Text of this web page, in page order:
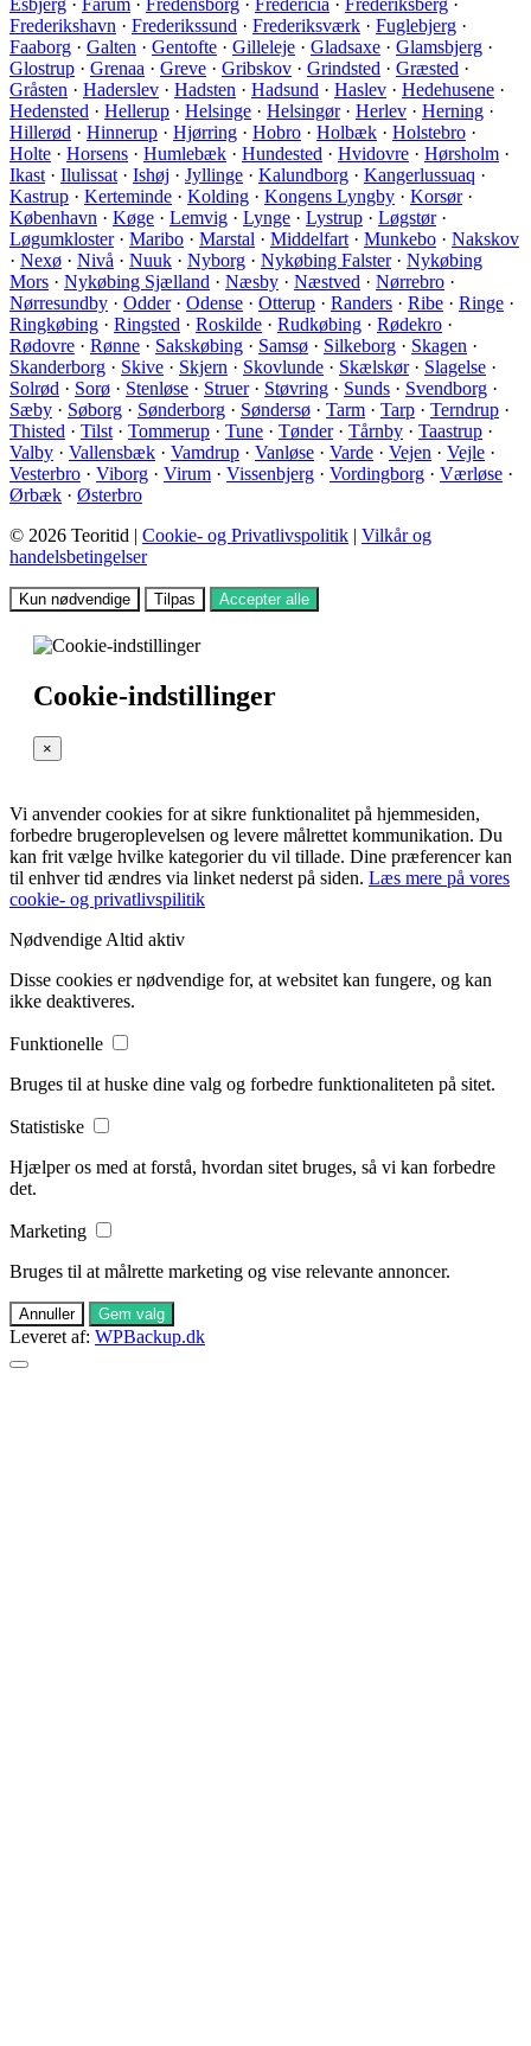
Esbjerg · Farum · Fredensborg · Fredericia · Frederiksberg ·
Frederikshavn · Frederikssund · Frederiksværk · Fuglebjerg ·
Faaborg · Galten · Gentofte · Gilleleje · Gladsaxe · Glamsbjerg ·
Glostrup · Grenaa · Greve · Gribskov · Grindsted · Græsted ·
Gråsten · Haderslev · Hadsten · Hadsund · Haslev · Hedehusene ·
Hedensted · Hellerup · Helsinge · Helsingør· Herlev · Herning ·
Hillerød · Hinnerup · Hjørring · Hobro · Holbæk · Holstebro ·
Holte · Horsens · Humlebæk · Hundested · Hvidovre · Hørsholm ·
Ikast · Ilulissat · Ishøj · Jyllinge · Kalundborg · Kangerlussuaq ·
Kastrup · Kerteminde · Kolding · Kongens Lyngby · Korsør·
København · Køge · Lemvig · Lynge · Lystrup · Løgstør·
Løgumkloster· Maribo · Marstal · Middelfart · Munkebo · Nakskov
· Nexø · Nivå · Nuuk · Nyborg · Nykøbing Falster· Nykøbing
Mors · Nykøbing Sjælland · Næsby · Næstved · Nørrebro ·
Nørresundby · Odder· Odense · Otterup · Randers · Ribe · Ringe ·
Ringkøbing · Ringsted · Roskilde · Rudkøbing · Rødekro ·
Rødovre · Rønne · Sakskøbing · Samsø · Silkeborg · Skagen ·
Skanderborg · Skive · Skjern · Skovlunde · Skælskør· Slagelse ·
Solrød · Sorø · Stenløse · Struer· Støvring · Sunds · Svendborg ·
Sæby · Søborg · Sønderborg · Søndersø · Tarm · Tarp · Terndrup ·
Thisted · Tilst · Tommerup · Tune · Tønder· Tårnby · Taastrup ·
Valby · Vallensbæk · Vamdrup · Vanløse · Varde · Vejen · Vejle ·
Vesterbro · Viborg · Virum · Vissenbjerg · Vordingborg · Værløse ·
Ørbæk · Østerbro
© 2026 Teoritid | Cookie- og Privatlivspolitik | Vilkår og
handelsbetingelser
Kun nødvendige Tilpas Accepter alle
Cookie-indstillinger
×
Vi anvender cookies for at sikre funktionalitet på hjemmesiden,
forbedre brugeroplevelsen og levere målrettet kommunikation. Du
kan frit vælge hvilke kategorier du vil tillade. Dine præferencer kan
til enhver tid ændres via linket nederst på siden. Læs mere på vores
cookie- og privatlivspilitik
Nødvendige Altid aktiv
Disse cookies er nødvendige for, at websitet kan fungere, og kan
ikke deaktiveres.
Funktionelle
Bruges til at huske dine valg og forbedre funktionaliteten på sitet.
Statistiske
Hjælper os med at forstå, hvordan sitet bruges, så vi kan forbedre
det.
Marketing
Bruges til at målrette marketing og vise relevante annoncer.
Annuller Gem valg
Leveret af: WPBackup.dk